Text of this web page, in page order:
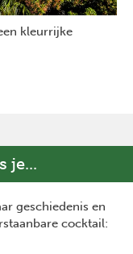
kleurrijke
je...
geschiedenis en
cocktail: